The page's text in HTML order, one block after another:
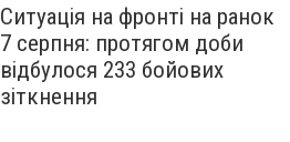
Ситуація на фронті на ранок
7 серпня: протягом доби
відбулося 233 бойових
зіткнення